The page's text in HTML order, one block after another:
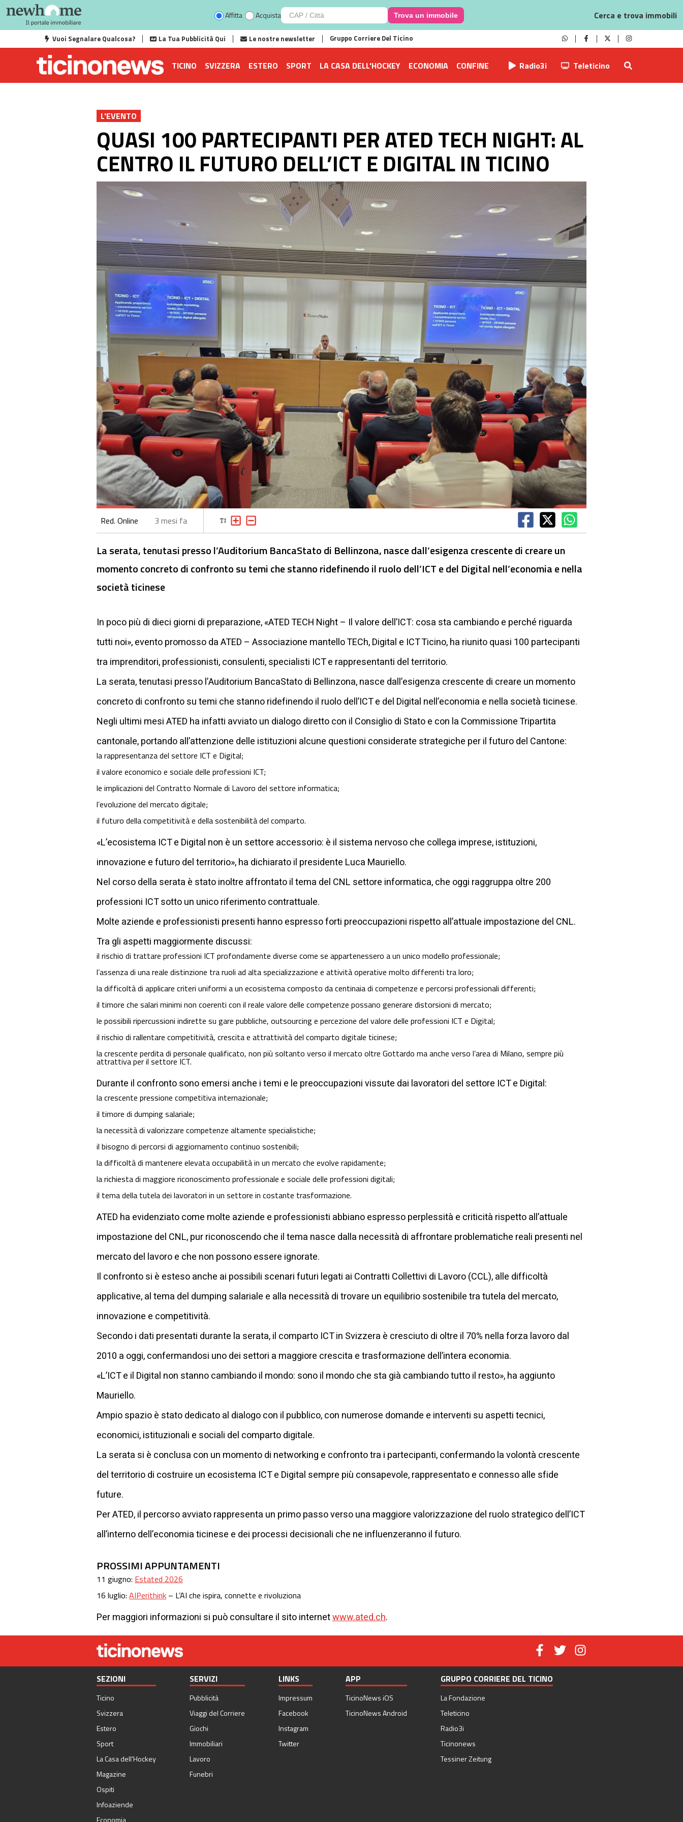
Affitta Acquista Trova un immobile Cerca e trova immobili
Vuoi Segnalare Qualcosa? La Tua Pubblicità Qui Le nostre newsletter Gruppo Corriere Del Ticino
TICINO SVIZZERA ESTERO SPORT LA CASA DELL'HOCKEY ECONOMIA CONFINE Radio3i Teleticino
L'EVENTO
QUASI 100 PARTECIPANTI PER ATED TECH NIGHT: AL
CENTRO IL FUTURO DELL’ICT E DIGITAL IN TICINO
Red. Online 3 mesi fa
La serata, tenutasi presso l’Auditorium BancaStato di Bellinzona, nasce dall’esigenza crescente di creare un
momento concreto di confronto su temi che stanno ridefinendo il ruolo dell’ICT e del Digital nell’economia e nella
società ticinese
In poco più di dieci giorni di preparazione, «ATED TECH Night – Il valore dell’ICT: cosa sta cambiando e perché riguarda
tutti noi», evento promosso da ATED – Associazione mantello TECh, Digital e ICT Ticino, ha riunito quasi 100 partecipanti
tra imprenditori, professionisti, consulenti, specialisti ICT e rappresentanti del territorio.
La serata, tenutasi presso l’Auditorium BancaStato di Bellinzona, nasce dall’esigenza crescente di creare un momento
concreto di confronto su temi che stanno ridefinendo il ruolo dell’ICT e del Digital nell’economia e nella società ticinese.
Negli ultimi mesi ATED ha infatti avviato un dialogo diretto con il Consiglio di Stato e con la Commissione Tripartita
cantonale, portando all’attenzione delle istituzioni alcune questioni considerate strategiche per il futuro del Cantone:
la rappresentanza del settore ICT e Digital;
il valore economico e sociale delle professioni ICT;
le implicazioni del Contratto Normale di Lavoro del settore informatica;
l’evoluzione del mercato digitale;
il futuro della competitività e della sostenibilità del comparto.
«L’ecosistema ICT e Digital non è un settore accessorio: è il sistema nervoso che collega imprese, istituzioni,
innovazione e futuro del territorio», ha dichiarato il presidente Luca Mauriello.
Nel corso della serata è stato inoltre affrontato il tema del CNL settore informatica, che oggi raggruppa oltre 200
professioni ICT sotto un unico riferimento contrattuale.
Molte aziende e professionisti presenti hanno espresso forti preoccupazioni rispetto all’attuale impostazione del CNL.
Tra gli aspetti maggiormente discussi:
il rischio di trattare professioni ICT profondamente diverse come se appartenessero a un unico modello professionale;
l’assenza di una reale distinzione tra ruoli ad alta specializzazione e attività operative molto differenti tra loro;
la difficoltà di applicare criteri uniformi a un ecosistema composto da centinaia di competenze e percorsi professionali differenti;
il timore che salari minimi non coerenti con il reale valore delle competenze possano generare distorsioni di mercato;
le possibili ripercussioni indirette su gare pubbliche, outsourcing e percezione del valore delle professioni ICT e Digital;
il rischio di rallentare competitività, crescita e attrattività del comparto digitale ticinese;
la crescente perdita di personale qualificato, non più soltanto verso il mercato oltre Gottardo ma anche verso l’area di Milano, sempre più
attrattiva per il settore ICT.
Durante il confronto sono emersi anche i temi e le preoccupazioni vissute dai lavoratori del settore ICT e Digital:
la crescente pressione competitiva internazionale;
il timore di dumping salariale;
la necessità di valorizzare competenze altamente specialistiche;
il bisogno di percorsi di aggiornamento continuo sostenibili;
la difficoltà di mantenere elevata occupabilità in un mercato che evolve rapidamente;
la richiesta di maggiore riconoscimento professionale e sociale delle professioni digitali;
il tema della tutela dei lavoratori in un settore in costante trasformazione.
ATED ha evidenziato come molte aziende e professionisti abbiano espresso perplessità e criticità rispetto all’attuale
impostazione del CNL, pur riconoscendo che il tema nasce dalla necessità di affrontare problematiche reali presenti nel
mercato del lavoro e che non possono essere ignorate.
Il confronto si è esteso anche ai possibili scenari futuri legati ai Contratti Collettivi di Lavoro (CCL), alle difficoltà
applicative, al tema del dumping salariale e alla necessità di trovare un equilibrio sostenibile tra tutela del mercato,
innovazione e competitività.
Secondo i dati presentati durante la serata, il comparto ICT in Svizzera è cresciuto di oltre il 70% nella forza lavoro dal
2010 a oggi, confermandosi uno dei settori a maggiore crescita e trasformazione dell’intera economia.
«L’ICT e il Digital non stanno cambiando il mondo: sono il mondo che sta già cambiando tutto il resto», ha aggiunto
Mauriello.
Ampio spazio è stato dedicato al dialogo con il pubblico, con numerose domande e interventi su aspetti tecnici,
economici, istituzionali e sociali del comparto digitale.
La serata si è conclusa con un momento di networking e confronto tra i partecipanti, confermando la volontà crescente
del territorio di costruire un ecosistema ICT e Digital sempre più consapevole, rappresentato e connesso alle sfide
future.
Per ATED, il percorso avviato rappresenta un primo passo verso una maggiore valorizzazione del ruolo strategico dell’ICT
all’interno dell’economia ticinese e dei processi decisionali che ne influenzeranno il futuro.
PROSSIMI APPUNTAMENTI
11 giugno: Estated 2026
16 luglio: AIPerithink – L’AI che ispira, connette e rivoluziona
Per maggiori informazioni si può consultare il sito internetwww.ated.ch.
SEZIONI
Ticino
Svizzera
Estero
Sport
La Casa dell'Hockey
Magazine
Ospiti
Infoaziende
Economia
SERVIZI
Pubblicità
Viaggi del Corriere
Giochi
Immobiliari
Lavoro
Funebri
LINKS
Impressum
Facebook
Instagram
Twitter
APP
TicinoNews iOS
TicinoNews Android
GRUPPO CORRIERE DEL TICINO
La Fondazione
Teleticino
Radio3i
Ticinonews
Tessiner Zeitung